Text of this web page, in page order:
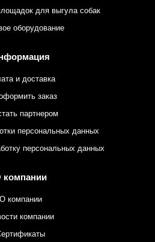
для выгула собак
оборудование
и доставка
заказ
партнером
персональных данных
персональных данных
компании
О компании
компании